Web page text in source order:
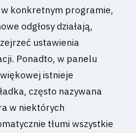
konkretnym programie,
odgłosy działają,
ustawienia
Ponadto, w panelu
istnieje
często nazywana
w niektórych
tłumi wszystkie